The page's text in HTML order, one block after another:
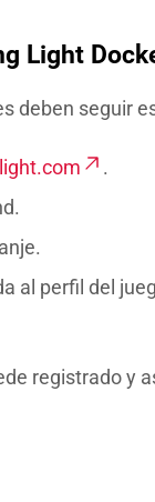
Light
deben seguir
.
al perfil del
registrado y